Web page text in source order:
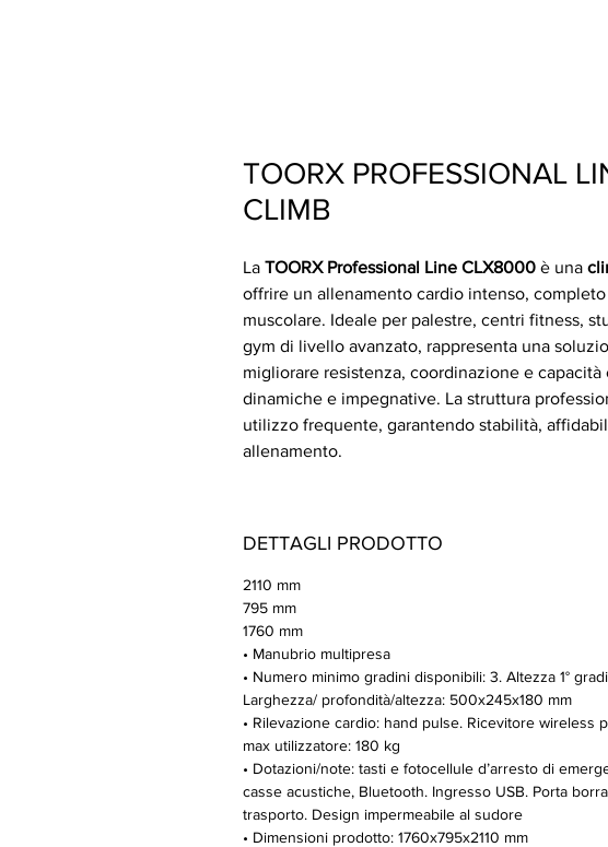
TOORX PROFESSIONAL
CLIMB
La TOORX Professional Line CLX8000 è una
offrire un allenamento cardio intenso,
muscolare. Ideale per palestre, centri fitness,
gym di livello avanzato, rappresenta una
migliorare resistenza, coordinazione e capacità
dinamiche e impegnative. La struttura
utilizzo frequente, garantendo stabilità,
allenamento.
DETTAGLI PRODOTTO
2110 mm
795 mm
1760 mm
• Manubrio multipresa
• Numero minimo gradini disponibili: 3. Altezza 1°
Larghezza/ profondità/altezza: 500x245x180 mm
• Rilevazione cardio: hand pulse. Ricevitore wireless
max utilizzatore: 180 kg
• Dotazioni/note: tasti e fotocellule d’arresto di
casse acustiche, Bluetooth. Ingresso USB. Porta
trasporto. Design impermeabile al sudore
• Dimensioni prodotto: 1760x795x2110 mm